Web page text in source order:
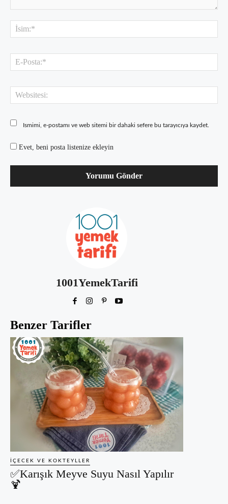
Ismimi, e-postamı ve web sitemi bir dahaki sefere bu tarayıcıya kaydet.
Evet, beni posta listenize ekleyin
1001YemekTarifi
Benzer Tarifler
İÇECEK VE KOKTEYLLER
✅Karışık Meyve Suyu Nasıl Yapılır
🍹